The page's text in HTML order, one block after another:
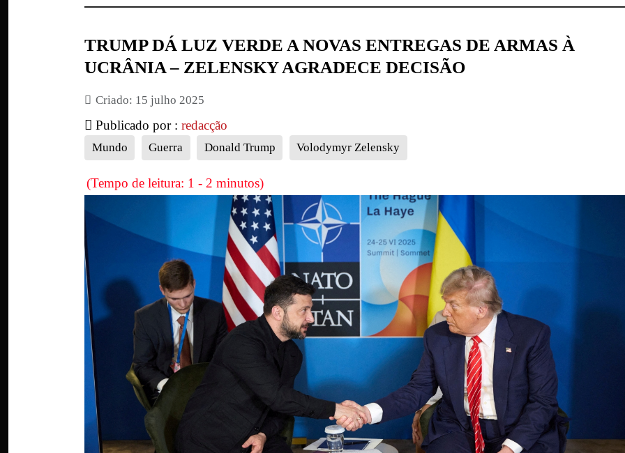
TRUMP DÁ LUZ VERDE A NOVAS ENTREGAS DE ARMAS À
UCRÂNIA – ZELENSKY AGRADECE DECISÃO
Criado: 15 julho 2025
Publicado por : redacção
Mundo Guerra Donald Trump Volodymyr Zelensky
(Tempo de leitura: 1 - 2 minutos)